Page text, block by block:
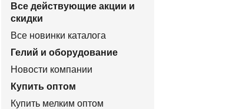
Все действующие акции и
скидки
Все новинки каталога
Гелий и оборудование
Новости компании
Купить оптом
Купить мелким оптом